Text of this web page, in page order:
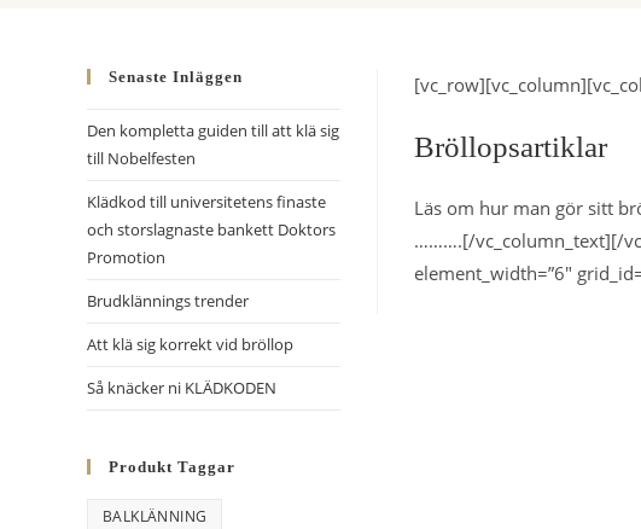
Bröllopsartiklar
Läs om hur man gör sitt
……….[/vc_column_text][/
element_width=”6″
Senaste Inläggen
Den kompletta guiden till att klä sig
till Nobelfesten
Klädkod till universitetens finaste
och storslagnaste bankett Doktors
Promotion
Brudklännings trender
Att klä sig korrekt vid bröllop
Så knäcker ni KLÄDKODEN
Produkt Taggar
BALKLÄNNING